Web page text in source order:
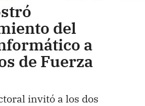
del
a
de Fuerza
invitó a los dos